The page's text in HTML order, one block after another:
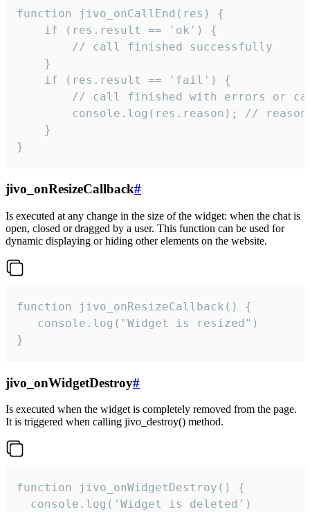
function jivo_onCallEnd(res) {
    if (res.result == 'ok') {
        // call finished successfully
    }
    if (res.result == 'fail') {
// call finished with errors or
console.log(res.reason); //
    }
}
jivo_onResizeCallback#
Is executed at any change in the size of the widget: when the chat is
open, closed or dragged by a user. This function can be used for
dynamic displaying or hiding other elements on the website.
function jivo_onResizeCallback() {
   console.log("Widget is resized")
}
jivo_onWidgetDestroy#
Is executed when the widget is completely removed from the page.
It is triggered when calling jivo_destroy() method.
function jivo_onWidgetDestroy() {
  console.log('Widget is deleted')